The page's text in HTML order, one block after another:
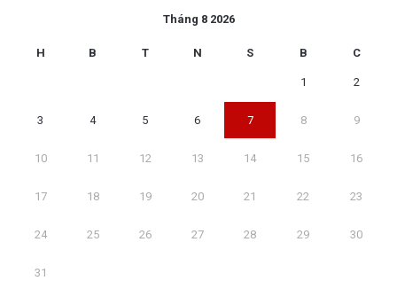
Tháng 8 2026
H B T N S B C
1 2
3 4 5 6 7 8 9
10 11 12 13 14 15 16
17 18 19 20 21 22 23
24 25 26 27 28 29 30
31